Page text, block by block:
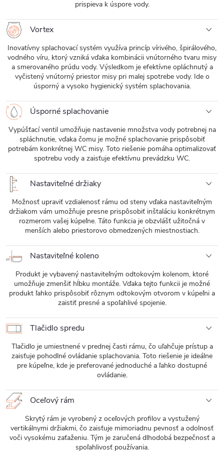
prispieva k úspore vody.
Vortex
Inovatívny splachovací systém využíva princíp vírivého, špirálového,
vodného víru, ktorý vzniká vďaka kombinácii vnútorného tvaru misy
a smerovaného prúdu vody. Výsledkom je efektívne opláchnutý a
vyčistený vnútorný priestor misy pri malej spotrebe vody. Ide o
úsporný a vysoko hygienický systém splachovania.
Úsporné splachovanie
Vypúšťací ventil umožňuje nastavenie množstva vody potrebnej na
spláchnutie, vďaka čomu je možné splachovanie prispôsobiť
potrebám konkrétnej WC misy. Toto riešenie pomáha optimalizovať
spotrebu vody a zaisťuje efektívnu prevádzku WC.
Nastaviteľné držiaky
Možnosť upraviť vzdialenosť rámu od steny vďaka nastaviteľným
držiakom vám umožňuje presne prispôsobiť inštaláciu konkrétnym
rozmerom vašej kúpeľne. Táto funkcia je obzvlášť užitočná v
menších alebo priestorovo obmedzených miestnostiach.
Nastaviteľné koleno
Produkt je vybavený nastaviteľným odtokovým kolenom, ktoré
umožňuje zmenšiť hĺbku montáže. Vďaka tejto funkcii je možné
produkt ľahko prispôsobiť rôznym odtokovým otvorom v kúpeľni a
zaistiť presné a spoľahlivé spojenie.
Tlačidlo spredu
Tlačidlo je umiestnené v prednej časti rámu, čo uľahčuje prístup a
zaisťuje pohodlné ovládanie splachovania. Toto riešenie je ideálne
pre kúpeľne, kde je preferované jednoduché a ľahko dostupné
ovládanie.
Oceľový rám
Skrytý rám je vyrobený z oceľových profilov a vystužený
vertikálnymi držiakmi, čo zaisťuje mimoriadnu pevnosť a odolnosť
voči vysokému zaťaženiu. Tým je zaručená dlhodobá bezpečnosť a
spoľahlivosť používania.